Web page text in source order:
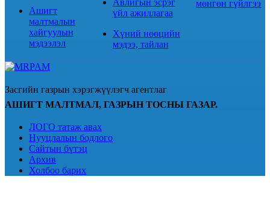
Ашигт
малтмалын
хайгуулын
мэдээлэл
Авлигын эсрэг
үйл ажиллагаа
Хүний нөөцийн
мэдээ, тайлан
мөнгөн гүйлгээ
Засгийн газрын хэрэгжүүлэгч агентлаг
АШИГТ МАЛТМАЛ, ГАЗРЫН ТОСНЫ ГАЗАР.
ЛОГО татаж авах
Нууцлалын бодлого
Сайтын бүтэц
Архив
Холбоо барих